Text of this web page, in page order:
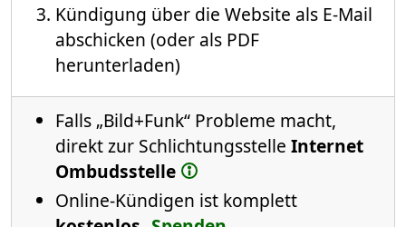
Kündigung über die Website als E-Mail
abschicken (oder als PDF
herunterladen)
Falls „Bild+Funk“ Probleme macht,
direkt zur Schlichtungsstelle Internet
Ombudsstelle
Online-Kündigen ist komplett